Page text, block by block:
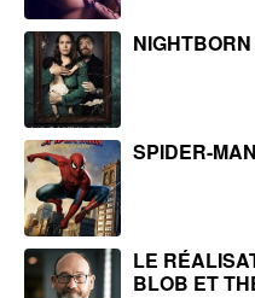
SPIDER-
LE
BLOB ET